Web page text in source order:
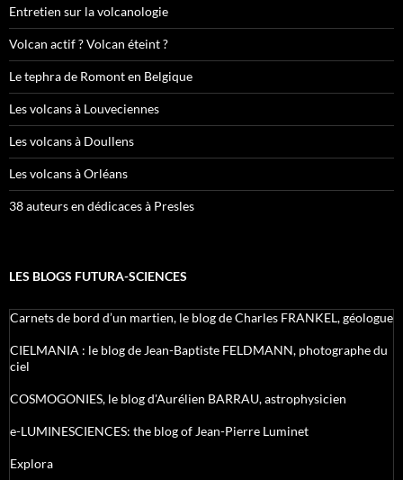
Entretien sur la volcanologie
Volcan actif ? Volcan éteint ?
Le tephra de Romont en Belgique
Les volcans à Louveciennes
Les volcans à Doullens
Les volcans à Orléans
38 auteurs en dédicaces à Presles
LES BLOGS FUTURA-SCIENCES
Carnets de bord d’un martien, le blog de Charles FRANKEL, géologue
CIELMANIA : le blog de Jean-Baptiste FELDMANN, photographe du
ciel
COSMOGONIES, le blog d'Aurélien BARRAU, astrophysicien
e-LUMINESCIENCES: the blog of Jean-Pierre Luminet
Explora